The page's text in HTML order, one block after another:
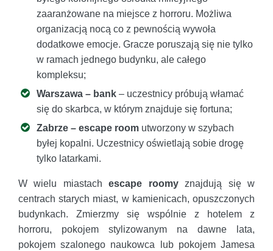
zaaranżowane na miejsce z horroru. Możliwa
organizacją nocą co z pewnością wywoła
dodatkowe emocje. Gracze poruszają się nie tylko
w ramach jednego budynku, ale całego
kompleksu;
Warszawa – bank – uczestnicy próbują włamać
się do skarbca, w którym znajduje się fortuna;
Zabrze – escape room utworzony w szybach
byłej kopalni. Uczestnicy oświetlają sobie drogę
tylko latarkami.
W wielu miastachescape roomyznajdują się w
centrach starych miast, w kamienicach, opuszczonych
budynkach. Zmierzmy się wspólnie z hotelem z
horroru, pokojem stylizowanym na dawne lata,
pokojem szalonego naukowca lub pokojem Jamesa